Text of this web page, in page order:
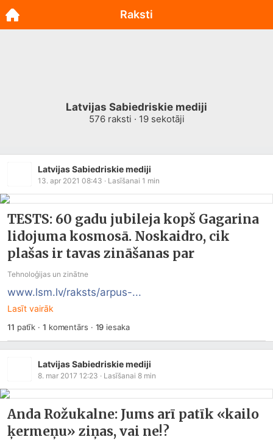
Latvijas Sabiedriskie mediji
576raksti · 19sekotāji
Latvijas Sabiedriskie mediji
13. apr 2021 08:43 · Lasīšanai 1 min
TESTS: 60 gadu jubileja kopš Gagarina
lidojuma kosmosā. Noskaidro, cik
plašas ir tavas zināšanas par
Tehnoloģijas un zinātne
www.lsm.lv/raksts/arpus-...
Lasīt vairāk
11 patīk · 1 komentārs · 19 iesaka
Latvijas Sabiedriskie mediji
8. mar 2017 12:23 · Lasīšanai 8 min
Anda Rožukalne: Jums arī patīk «kailo
ķermeņu» ziņas, vai ne!?
Raksti